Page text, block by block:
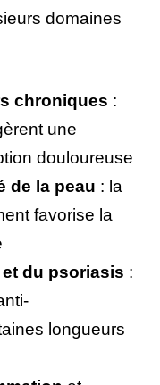
domaines
chroniques :
une
douloureuse
de la peau : la
favorise la
et du psoriasis :
longueurs